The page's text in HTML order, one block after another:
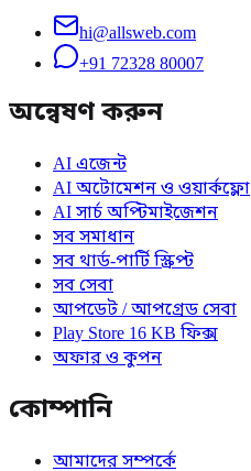
hi@allsweb.com
+91 72328 80007
অন্বেষণ করুন
AI এজেন্ট
AI অটোমেশন ও ওয়ার্কফ্লো
AI সার্চ অপ্টিমাইজেশন
সব সমাধান
সব থার্ড-পার্টি স্ক্রিপ্ট
সব সেবা
আপডেট / আপগ্রেড সেবা
Play Store 16 KB ফিক্স
অফার ও কুপন
কোম্পানি
আমাদের সম্পর্কে